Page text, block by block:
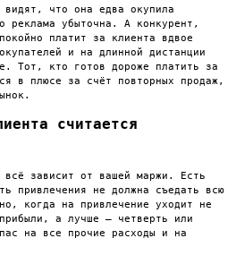
что она едва окупила
реклама убыточна. А конкурент,
платит за клиента вдвое
и на длинной дистанции
Тот, кто готов дороже платить за
в плюсе за счёт повторных продаж,
считается
всё зависит от вашей маржи. Есть
привлечения не должна съедать всю
когда на привлечение уходит не
а лучше — четверть или
на все прочие расходы и на